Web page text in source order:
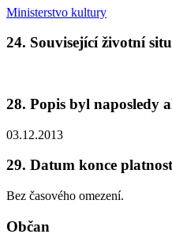
Ministerstvo kultury
24. Související životní
28. Popis byl naposledy
03.12.2013
29. Datum konce
Bez časového omezení.
Občan